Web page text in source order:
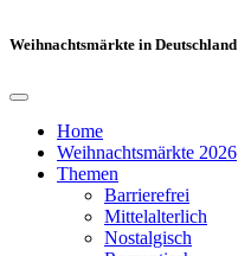
Weihnachtsmärkte in Deutschland
Home
Weihnachtsmärkte 2026
Themen
Barrierefrei
Mittelalterlich
Nostalgisch